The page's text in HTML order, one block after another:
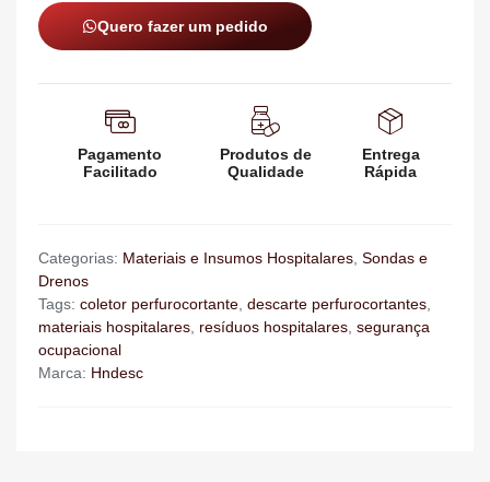
Quero fazer um pedido
Pagamento
Facilitado
Produtos de
Qualidade
Entrega
Rápida
Categorias: Materiais e Insumos Hospitalares, Sondas e
Drenos
Tags: coletor perfurocortante, descarte perfurocortantes,
materiais hospitalares, resíduos hospitalares, segurança
ocupacional
Marca: Hndesc